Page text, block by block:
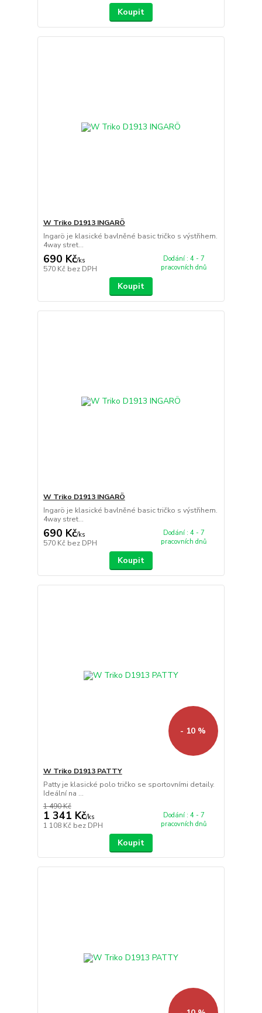
Koupit
W Triko D1913 INGARÖ
Ingarö je klasické bavlněné basic tričko s výstřihem.
4way stret...
690 Kč/ks
570 Kč bez DPH
Dodání : 4 - 7
pracovních dnů
Koupit
W Triko D1913 INGARÖ
Ingarö je klasické bavlněné basic tričko s výstřihem.
4way stret...
690 Kč/ks
570 Kč bez DPH
Dodání : 4 - 7
pracovních dnů
Koupit
- 10 %
W Triko D1913 PATTY
Patty je klasické polo tričko se sportovními detaily.
Ideální na ...
1 490 Kč
1 341 Kč/ks
1 108 Kč bez DPH
Dodání : 4 - 7
pracovních dnů
Koupit